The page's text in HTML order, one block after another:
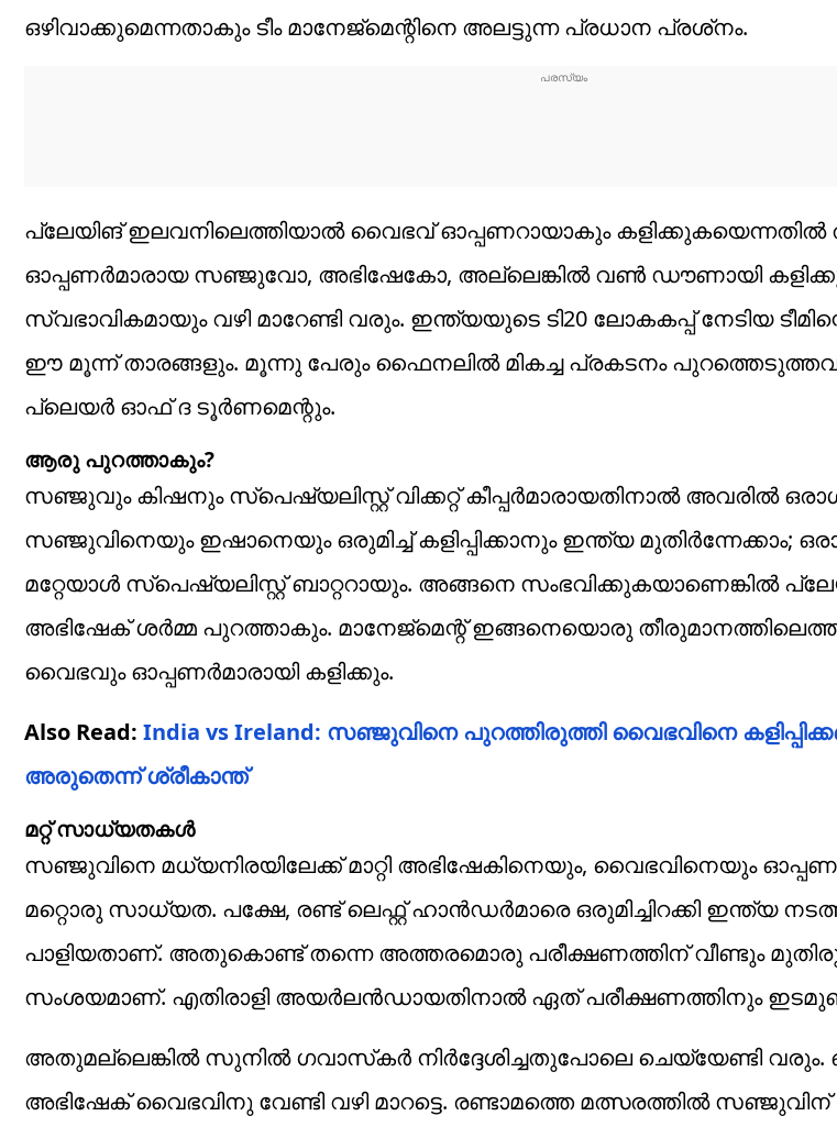
ഒഴിവാക്കുമെന്നതാകും ടീം മാനേജ്‌മെന്റിനെ അലട്ടുന്ന പ്രധാന പ്രശ്‌നം.
പ്ലേയിങ് ഇലവനിലെത്തിയാല്‍ വൈഭവ് ഓപ്പണറായാകും കളിക്കുകയെന്നതില്‍
ഓപ്പണര്‍മാരായ സഞ്ജുവോ, അഭിഷേകോ, അല്ലെങ്കില്‍ വണ്‍ ഡൗണായി
സ്വഭാവികമായും വഴി മാറേണ്ടി വരും. ഇന്ത്യയുടെ ടി20 ലോകകപ്പ് നേടിയ
ഈ മൂന്ന് താരങ്ങളും. മൂന്നു പേരും ഫൈനലില്‍ മികച്ച പ്രകടനം
പ്ലെയര്‍ ഓഫ് ദ ടൂര്‍ണമെന്റും.
ആരു പുറത്താകും?
സഞ്ജുവും കിഷനും സ്പെഷ്യലിസ്റ്റ് വിക്കറ്റ് കീപ്പർമാരായതിനാൽ അവരിൽ ഒരാൾ
സഞ്ജുവിനെയും ഇഷാനെയും ഒരുമിച്ച് കളിപ്പിക്കാനും ഇന്ത്യ മുതിർന്നേക്കാം;
മറ്റേയാൾ സ്പെഷ്യലിസ്റ്റ് ബാറ്ററായും. അങ്ങനെ സംഭവിക്കുകയാണെങ്കിൽ
അഭിഷേക് ശർമ്മ പുറത്താകും. മാനേജ്‌മെന്റ് ഇങ്ങനെയൊരു
വൈഭവും ഓപ്പണര്‍മാരായി കളിക്കും.
Also Read: India vs Ireland: സഞ്ജുവിനെ പുറത്തിരുത്തി വൈഭവിനെ
അരുതെന്ന് ശ്രീകാന്ത്‌
മറ്റ് സാധ്യതകള്‍
സഞ്ജുവിനെ മധ്യനിരയിലേക്ക് മാറ്റി അഭിഷേകിനെയും, വൈഭവിനെയും
മറ്റൊരു സാധ്യത. പക്ഷേ, രണ്ട് ലെഫ്റ്റ് ഹാന്‍ഡര്‍മാരെ ഒരുമിച്ചിറക്കി ഇന്ത്യ
പാളിയതാണ്. അതുകൊണ്ട് തന്നെ അത്തരമൊരു പരീക്ഷണത്തിന് വീണ്ടും
സംശയമാണ്. എതിരാളി അയര്‍ലന്‍ഡായതിനാല്‍ ഏത് പരീക്ഷണത്തിനും
അതുമല്ലെങ്കില്‍ സുനില്‍ ഗവാസ്‌കര്‍ നിര്‍ദ്ദേശിച്ചതുപോലെ ചെയ്യേണ്ടി വരും.
അഭിഷേക് വൈഭവിനു വേണ്ടി വഴി മാറട്ടെ. രണ്ടാമത്തെ മത്സരത്തില്‍ സഞ്ജുവിന്